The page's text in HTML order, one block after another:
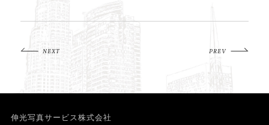
NEXT PREV
伸光写真サービス株式会社